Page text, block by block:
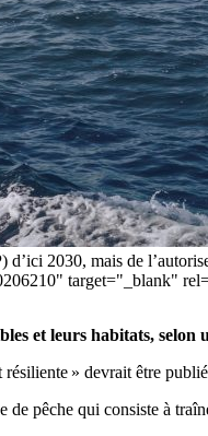
2030, mais de
target="_blank"
et leurs habitats,
» devrait être
pêche qui consiste à